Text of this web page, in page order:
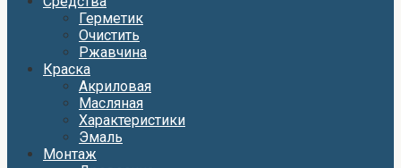
Герметик
Очистить
Ржавчина
Краска
Акриловая
Масляная
Характеристики
Эмаль
Монтаж